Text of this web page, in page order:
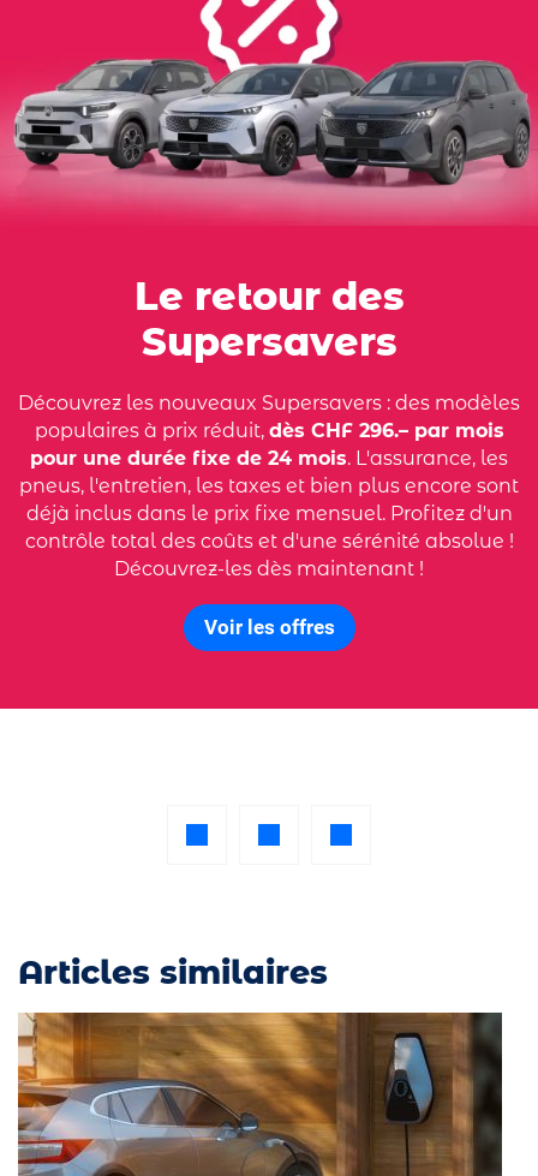
Le retour des
Supersavers
Découvrez les nouveaux Supersavers : des modèles
populaires à prix réduit, dès CHF 296.– par mois
pour une durée fixe de 24 mois. L'assurance, les
pneus, l'entretien, les taxes et bien plus encore sont
déjà inclus dans le prix fixe mensuel. Profitez d'un
contrôle total des coûts et d'une sérénité absolue !
Découvrez-les dès maintenant !
Voir les offres
Articles similaires